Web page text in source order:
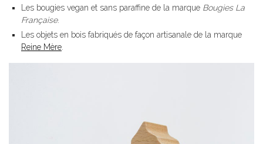
Les bougies vegan et sans paraffine de la marque Bougies La
Française.
Les objets en bois fabriqués de façon artisanale de la marque
Reine Mère.